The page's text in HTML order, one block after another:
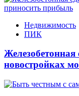
Недвижимость
ПИК
новостройках